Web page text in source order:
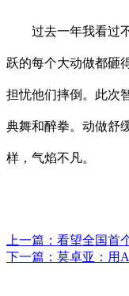
过去一年我看过不
跃的每个大动做都砸
担忧他们摔倒。此次
典舞和醉拳。动做舒
样，气焰不凡。
上一篇： 看望全国首
下一篇： 莫卓亚：用